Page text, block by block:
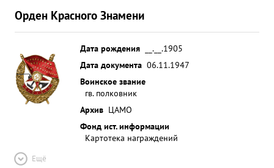
Орден Красного Знамени
Дата рождения
__.__.1905
Дата документа 06.11.1947
Воинское звание
гв. полковник
Архив ЦАМО
Фонд ист. информации
Картотека награждений
Ещё